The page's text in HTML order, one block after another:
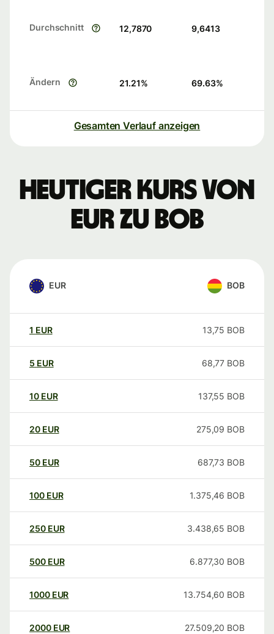
Durchschnitt 12,7870 9,6413
Ändern 21.21% 69.63%
Gesamten Verlauf anzeigen
Heutiger Kurs von
EUR zu BOB
EUR BOB
1 EUR 13,75 BOB
5 EUR 68,77 BOB
10 EUR 137,55 BOB
20 EUR 275,09 BOB
50 EUR 687,73 BOB
100 EUR 1.375,46 BOB
250 EUR 3.438,65 BOB
500 EUR 6.877,30 BOB
1000 EUR 13.754,60 BOB
2000 EUR 27.509,20 BOB